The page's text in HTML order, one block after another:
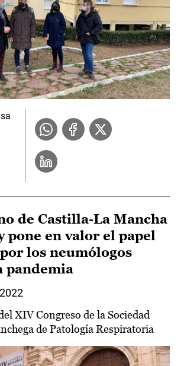
de Castilla-La Mancha
pone en valor el papel
los neumólogos
pandemia
XIV Congreso de la Sociedad
de Patología Respiratoria